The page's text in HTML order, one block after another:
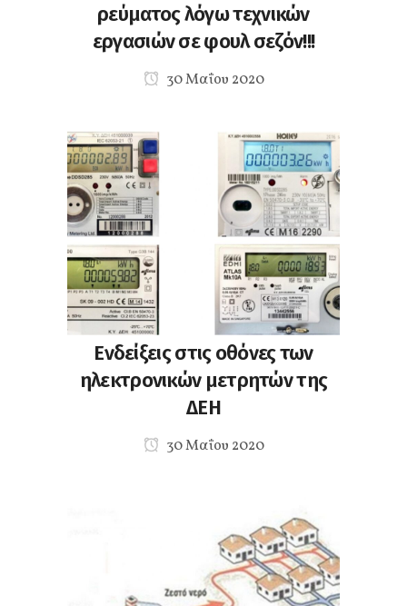
ρεύματος λόγω τεχνικών
εργασιών σε φουλ σεζόν!!!
30 Μαΐου 2020
Ενδείξεις στις οθόνες των
ηλεκτρονικών μετρητών της
ΔΕΗ
30 Μαΐου 2020